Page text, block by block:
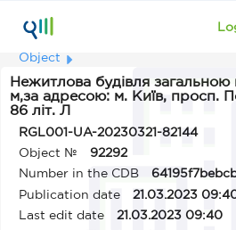
Object
Нежитлова будівля загальною
м,за адресою: м. Київ, просп. Повітрофлотський,
86 літ. Л
RGL001-UA-20230321-82144
Object №
92292
Number in the CDB
Publication date
21.03.2023
Last edit date
21.03.2023 09:40